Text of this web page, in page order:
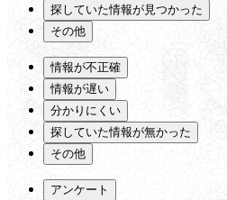
探していた情報が見つかった
その他
情報が不正確
情報が遅い
分かりにくい
探していた情報が無かった
その他
アンケート